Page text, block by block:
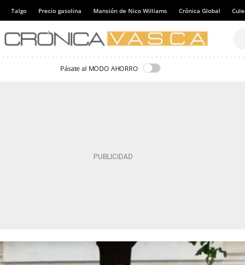
Talgo Precio gasolina Mansión de Nico Williams Crónica Global
Pásate al MODO AHORRO